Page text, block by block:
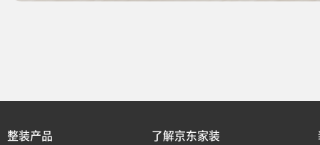
整装产品 了解京东家装